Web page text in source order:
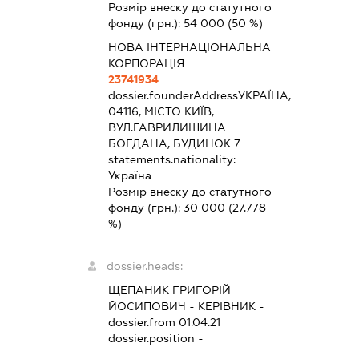
Розмір внеску до статутного
фонду (грн.):54 000 (50 %)
НОВА ІНТЕРНАЦІОНАЛЬНА
КОРПОРАЦІЯ
23741934
dossier.founderAddressУКРАЇНА,
04116, МІСТО КИЇВ,
ВУЛ.ГАВРИЛИШИНА
БОГДАНА, БУДИНОК 7
statements.nationality:
Україна
Розмір внеску до статутного
фонду (грн.):30 000 (27.778
%)
dossier.heads:
ЩЕПАНИК ГРИГОРІЙ
ЙОСИПОВИЧ - КЕРІВНИК -
dossier.from 01.04.21
dossier.position -